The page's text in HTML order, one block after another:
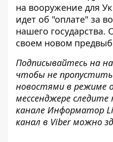
на вооружение для
идет об "оплате" за
нашего государства.
своем новом
Подписывайтесь на
чтобы не
новостями в режиме
мессенджере
канале Информатор
канал в Viber можно